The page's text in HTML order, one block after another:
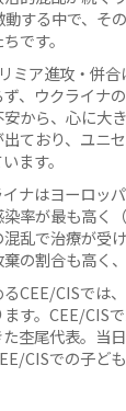
する中で、そ
です。
ミア進攻・併
、ウクライナ
から、心に大
出ており、ユニ
ます。
ナはヨーロッ
染率が最も高く
乱で治療が受
の割合も高く
CEE/CISでは
す。CEE/CIS
杢尾代表。当
CISでの子ど